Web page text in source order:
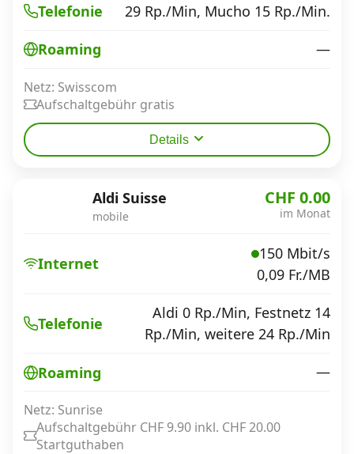
Telefonie 29 Rp./Min, Mucho 15 Rp./Min.
Roaming —
Netz: Swisscom
Aufschaltgebühr gratis
Details
Aldi Suisse
mobile
CHF 0.00
im Monat
Internet
150 Mbit/s
0,09 Fr./MB
Telefonie
Aldi 0 Rp./Min, Festnetz 14
Rp./Min, weitere 24 Rp./Min
Roaming —
Netz: Sunrise
Aufschaltgebühr CHF 9.90 inkl. CHF 20.00
Startguthaben